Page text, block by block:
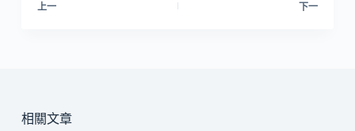
上一 下一
相關文章